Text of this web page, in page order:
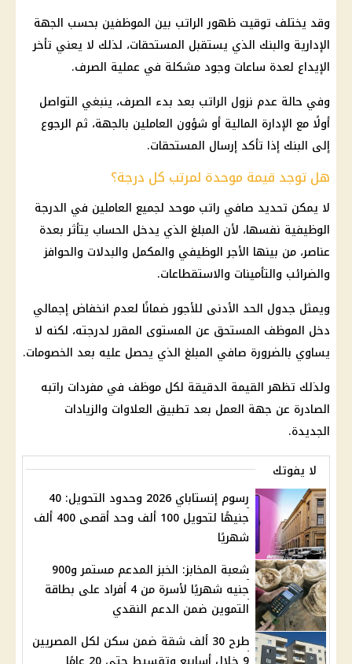
وقد يختلف توقيت ظهور الراتب بين الموظفين بحسب الجهة
الإدارية والبنك الذي يستقبل المستحقات، لذلك لا يعني تأخر
الإيداع لعدة ساعات وجود مشكلة في عملية الصرف.
وفي حالة عدم نزول الراتب بعد بدء الصرف، ينبغي التواصل
أولًا مع الإدارة المالية أو شؤون العاملين بالجهة، ثم الرجوع
إلى البنك إذا تأكد إرسال المستحقات.
هل توجد قيمة موحدة لمرتب كل درجة؟
لا يمكن تحديد صافي راتب موحد لجميع العاملين في الدرجة
الوظيفية نفسها، لأن المبلغ الذي يدخل الحساب يتأثر بعدة
عناصر، من بينها الأجر الوظيفي والمكمل والبدلات والحوافز
والضرائب والتأمينات والاستقطاعات.
ويمثل جدول الحد الأدنى للأجورضمانًا لعدم انخفاض إجمالي
دخل الموظف المستحق عن المستوى المقرر لدرجته، لكنه لا
يساوي بالضرورة صافي المبلغ الذي يحصل عليه بعد الخصومات.
ولذلك تظهر القيمة الدقيقة لكل موظف في مفردات راتبه
الصادرة عن جهة العمل بعد تطبيق العلاوات والزيادات
الجديدة.
لا يفوتك
رسوم إنستاباي 2026 وحدود التحويل: 40
جنيهًا لتحويل 100 ألف وحد أقصى 400 ألف
شهريًا
شعبة المخابز: الخبز المدعم مستمر و900
جنيه شهريًا لأسرة من 4 أفراد على بطاقة
التموين ضمن الدعم النقدي
طرح 30 ألف شقة ضمن سكن لكل المصريين